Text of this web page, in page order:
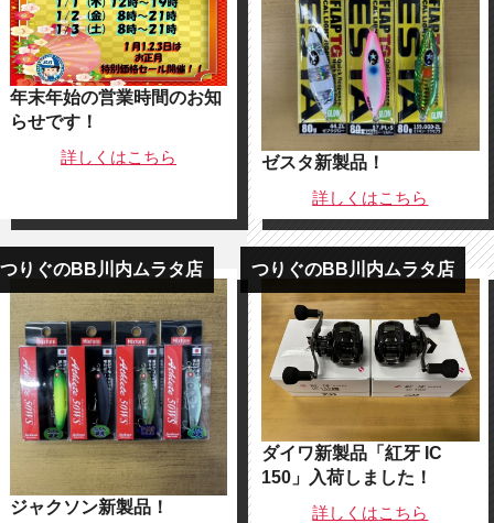
年末年始の営業時間のお知
らせです！
詳しくはこちら
ゼスタ新製品！
詳しくはこちら
つりぐのBB川内ムラタ店
ジャクソン新製品！
つりぐのBB川内ムラタ店
ダイワ新製品「紅牙 IC
150」入荷しました！
詳しくはこちら